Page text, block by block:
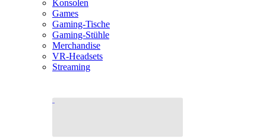
Konsolen
Games
Gaming-Tische
Gaming-Stühle
Merchandise
VR-Headsets
Streaming